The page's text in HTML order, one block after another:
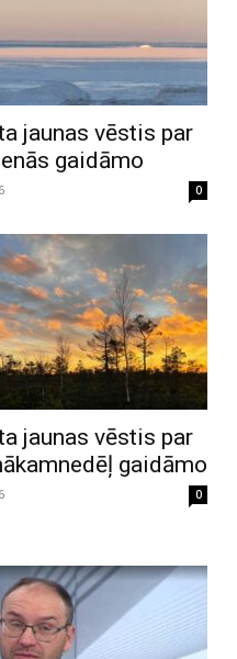
jaunas vēstis par
gaidāmo
0
jaunas vēstis par
gaidāmo
0